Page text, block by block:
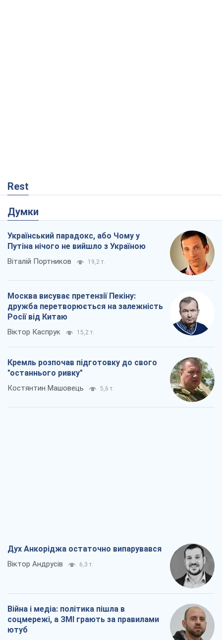
Rest
Думки
Український парадокс, або Чому у
Путіна нічого не вийшло з Україною
Віталій Портников 19,2 т.
Москва висуває претензії Пекіну:
дружба перетворюється на залежність
Росії від Китаю
Віктор Каспрук 15,2 т.
Кремль розпочав підготовку до свого
"останнього ривку"
Костянтин Машовець 5,6 т.
Дух Анкоріджа остаточно випарувався
Віктор Андрусів 6,3 т.
Війна і медіа: політика пішла в
соцмережі, а ЗМІ грають за правилами
ютуб